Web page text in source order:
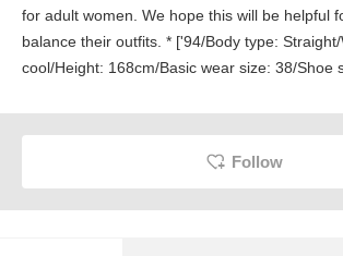
for adult women. We hope this will be helpful
balance their outfits. * ['94/Body type:
cool/Height: 168cm/Basic wear size: 38/Shoe
Follow